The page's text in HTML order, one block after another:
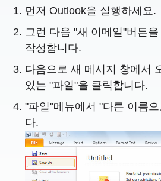
먼저 Outlook을 실행하세요.
그런 다음 "새 이메일"버튼
작성합니다.
다음으로 새 메시지 창에서
있는 "파일"을 클릭합니다.
"파일"메뉴에서 "다른 이름
다.